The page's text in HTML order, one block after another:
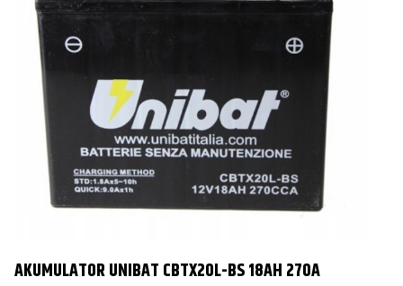
AKUMULATOR UNIBAT CBTX20L-BS 18AH 270A